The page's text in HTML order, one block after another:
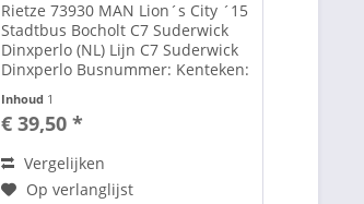
Rietze 73930 MAN Lion´s City ´15
Stadtbus Bocholt C7 Suderwick
Dinxperlo (NL) Lijn C7 Suderwick
Dinxperlo Busnummer: Kenteken:
BOH NV583 Filmbak en
lijnnummer aangepast met decal.
Toebehoren zoals spiegels etc.
Inhoud 1
€ 39,50 *
Vergelijken
Op verlanglijst